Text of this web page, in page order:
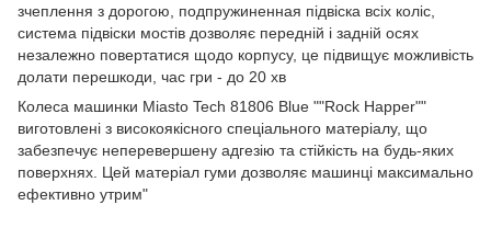
зчеплення з дорогою, подпружиненная підвіска всіх коліс,
система підвіски мостів дозволяє передній і задній осях
незалежно повертатися щодо корпусу, це підвищує можливість
долати перешкоди, час гри - до 20 хв
Колеса машинки Miasto Tech 81806 Blue ""Rock Happer""
виготовлені з високоякісного спеціального матеріалу, що
забезпечує неперевершену адгезію та стійкість на будь-яких
поверхнях. Цей матеріал гуми дозволяє машинці максимально
ефективно утрим"